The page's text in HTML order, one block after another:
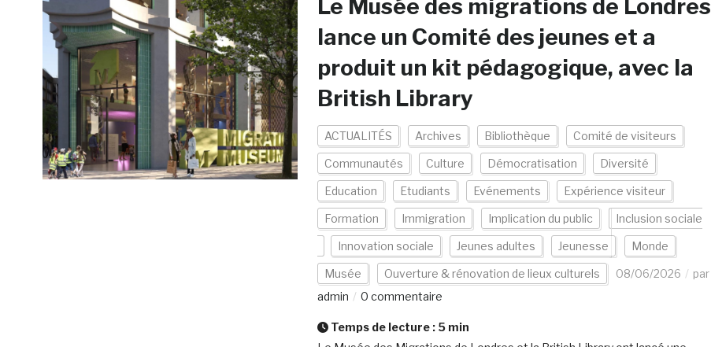
Le Musée des migrations de Londres
lance un Comité des jeunes et a
produit un kit pédagogique, avec la
British Library
ACTUALITÉS Archives Bibliothèque Comité de visiteurs
Communautés Culture Démocratisation Diversité
Education Etudiants Evénements Expérience visiteur
Formation Immigration Implication du public Inclusion sociale
Innovation sociale Jeunes adultes Jeunesse Monde
Musée Ouverture & rénovation de lieux culturels 08/06/2026
par
admin
0 commentaire
Temps de lecture : 5 min